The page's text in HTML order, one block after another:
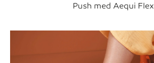
Push med Aequi Flex